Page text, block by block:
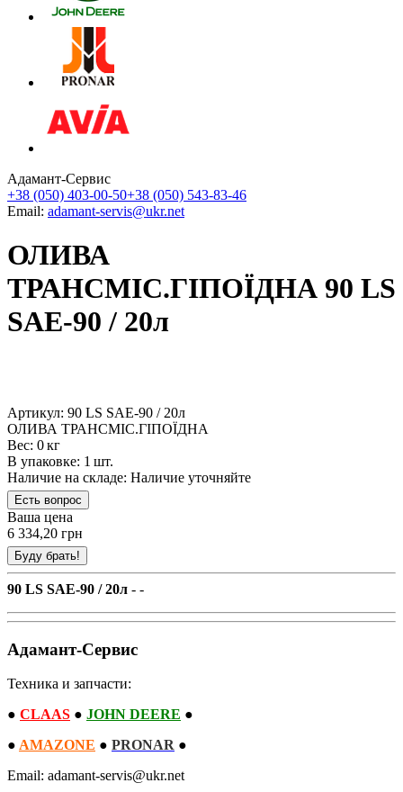
Адамант-Сервис
+38 (050) 403-00-50+38 (050) 543-83-46
Email: adamant-servis@ukr.net
ОЛИВА
ТРАНСМІС.ГІПОЇДНА 90 LS
SAE-90 / 20л
Артикул: 90 LS SAE-90 / 20л
ОЛИВА ТРАНСМІС.ГІПОЇДНА
Вес: 0 кг
В упаковке: 1 шт.
Наличие на складе: Наличие уточняйте
Ваша цена
6 334,20 грн
90 LS SAE-90 / 20л - -
Адамант-Сервис
Техника и запчасти:
● CLAAS ● JOHN DEERE ●
● AMAZONE ● PRONAR ●
Email: adamant-servis@ukr.net